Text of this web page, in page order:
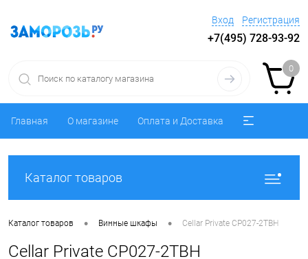
Вход Регистрация
+7(495) 728-93-92
0
Главная О магазине Оплата и Доставка
Каталог товаров
Каталог товаров • Винные шкафы • Cellar Private CP027-2TBH
Cellar Private CP027-2TBH